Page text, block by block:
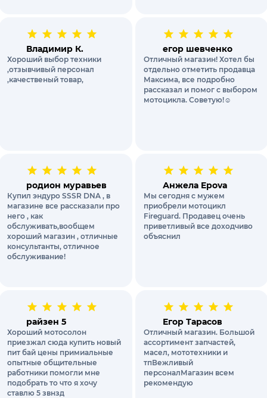
Владимир К.
Хороший выбор техники
,отзывчивый персонал
,качественый товар,
егор шевченко
Отличный магазин! Хотел бы
отдельно отметить продавца
Максима, все подробно
рассказал и помог с выбором
мотоцикла. Советую!☺️
родион муравьев
Купил эндуро SSSR DNA , в
магазине все рассказали про
него , как
обслуживать,вообщем
хороший магазин , отличные
консультанты, отличное
обслуживание!
Анжела Epova
Мы сегодня с мужем
приобрели мотоцикл
Fireguard. Продавец очень
приветливый все доходчиво
объяснил
райзен 5
Хороший мотосолон
приезжал сюда купить новый
пит бай цены примиальные
опытные общительные
работники помогли мне
подобрать то что я хочу
ставлю 5 звнзд
Егор Тарасов
Отличный магазин. Большой
ассортимент запчастей,
масел, мототехники и
тпВежливый
персоналМагазин всем
рекомендую